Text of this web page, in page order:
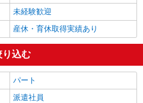
未経験歓迎
産休・育休取得実績あり
り込む
パート
派遣社員